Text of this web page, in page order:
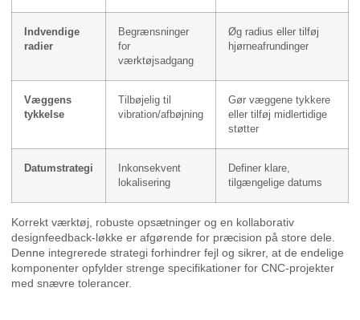
Indvendige
radier
Begrænsninger
for
værktøjsadgang
Øg radius eller tilføj
hjørneafrundinger
Væggens
tykkelse
Tilbøjelig til
vibration/afbøjning
Gør væggene tykkere
eller tilføj midlertidige
støtter
Datumstrategi
Inkonsekvent
lokalisering
Definer klare,
tilgængelige datums
Korrekt værktøj, robuste opsætninger og en kollaborativ
designfeedback-løkke er afgørende for præcision på store dele.
Denne integrerede strategi forhindrer fejl og sikrer, at de endelige
komponenter opfylder strenge specifikationer for CNC-projekter
med snævre tolerancer.